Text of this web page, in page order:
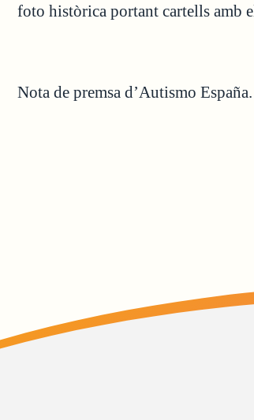
foto històrica portant cartells amb
Nota de premsa d’Autismo España.